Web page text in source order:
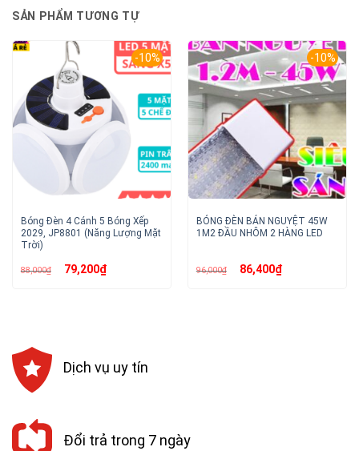
SẢN PHẨM TƯƠNG TỰ
-10%
Bóng Đèn 4 Cánh 5 Bóng Xếp
2029, JP8801 (Năng Lượng Mặt
Trời)
88,000₫ Giá
gốc79,200₫Giá
-10%
BÓNG ĐÈN BÁN NGUYỆT 45W
1M2 ĐẦU NHÔM 2 HÀNG LED
96,000₫ Giá
gốc86,400₫Giá
Dịch vụ uy tín
Đổi trả trong 7 ngày